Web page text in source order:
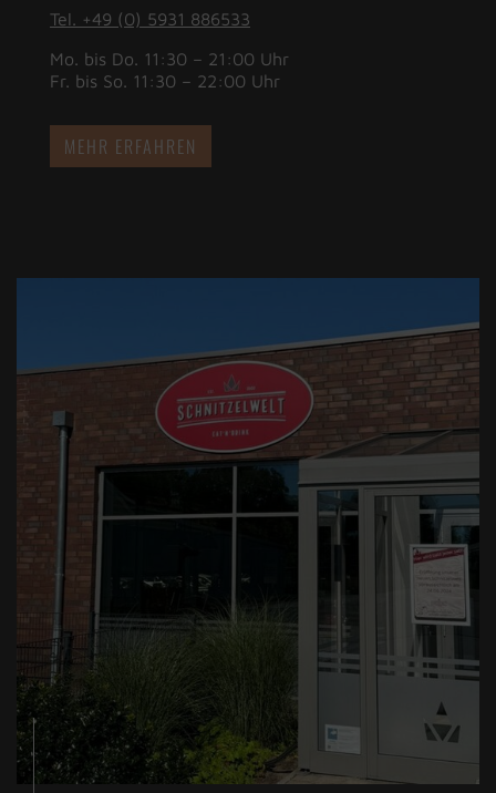
Tel. +49 (0) 5931 886533
Mo. bis Do. 11:30 – 21:00 Uhr
Fr. bis So. 11:30 – 22:00 Uhr
MEHR ERFAHREN